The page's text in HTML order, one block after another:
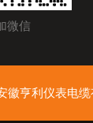
微信
徽亨利仪表电